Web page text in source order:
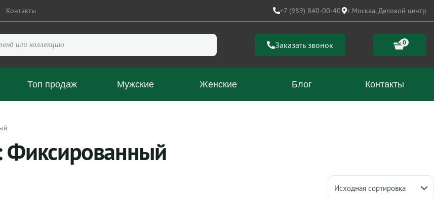
Контакты +7 (989) 840-00-40 г.Москва, Деловой центр
Заказать звонок 0
Топ продаж Мужские Женские Блог Контакты
Фиксированный